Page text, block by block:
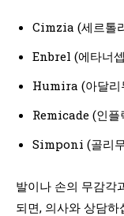
Cimzia (세르톨
Enbrel (에타너
Humira (아달리
Remicade (인플
Simponi (골리
발이나 손의 무감각
되면, 의사와 상담